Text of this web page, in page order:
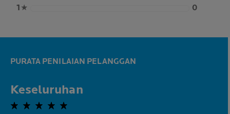
1 ★ 0
PURATA PENILAIAN PELANGGAN
Keseluruhan
5.0 out of 5 stars